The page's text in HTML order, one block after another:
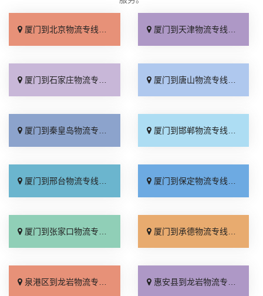
厦门到北京物流专线_直达不中转「送货到门」 厦门到天津物流专线_运保时效「高效快运」
厦门到石家庄物流专线_准时准点「多少公里」 厦门到唐山物流专线_全境派送「收费介绍」
厦门到秦皇岛物流专线_高效运输「运保时效」 厦门到邯郸物流专线_物流拼车「全境配送」
厦门到邢台物流专线_专业靠谱「上门提货」 厦门到保定物流专线_全程直达「高效运输」
厦门到张家口物流专线_全境派送「多久能到」 厦门到承德物流专线_专业调车「合理收费」
泉港区到龙岩物流专线_全境派送「一站式托运」 惠安县到龙岩物流专线_实时反馈「快运直达」